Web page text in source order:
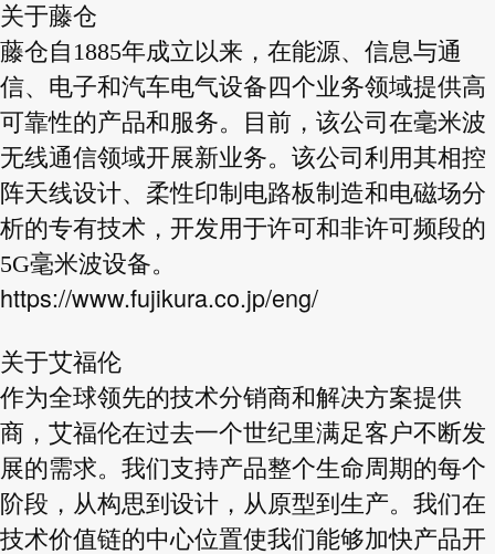
关于藤仓
藤仓自1885年成立以来，在能源、信息与通
信、电子和汽车电气设备四个业务领域提供高
可靠性的产品和服务。
目前，该公司在毫米波
无线通信领域开展新业务。该公司利用其相控
阵天线设计、柔性印制电路板制造和电磁场分
析的专有技术，开发用于许可和非许可频段的
5G毫米波设备。
https://www.fujikura.co.jp/eng/
关于艾福伦
作为全球领先的技术分销商和解决方案提供
商，艾福伦在过去一个世纪里满足客户不断发
展的需求。我们支持产品整个生命周期的每个
阶段，从构思到设计，从原型到生产。我们在
技术价值链的中心位置使我们能够加快产品开